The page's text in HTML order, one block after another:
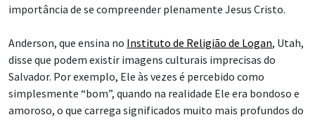
importância de se compreender plenamente Jesus Cristo.
Anderson, que ensina no Instituto de Religião de Logan, Utah,
disse que podem existir imagens culturais imprecisas do
Salvador. Por exemplo, Ele às vezes é percebido como
simplesmente “bom”, quando na realidade Ele era bondoso e
amoroso, o que carrega significados muito mais profundos do